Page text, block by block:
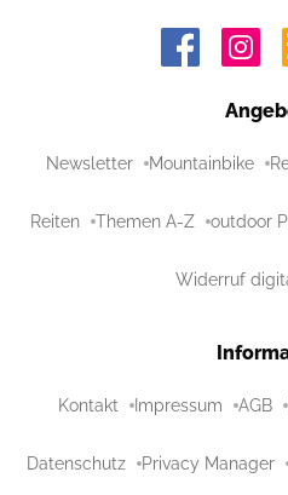
Newsletter Mountainbike
Reiten Themen A-Z outdoor
Widerruf
Kontakt Impressum AGB
Datenschutz Privacy Manager